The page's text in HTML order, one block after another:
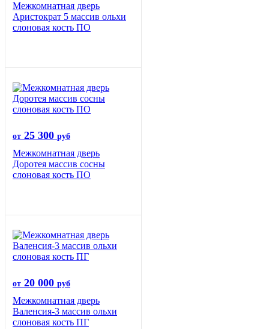
Межкомнатная дверь
Аристократ 5 массив ольхи
слоновая кость ПО
от 25 300 руб
Межкомнатная дверь
Доротея массив сосны
слоновая кость ПО
от 20 000 руб
Межкомнатная дверь
Валенсия-3 массив ольхи
слоновая кость ПГ